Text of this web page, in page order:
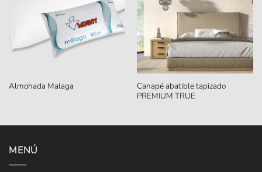
Almohada Malaga
Canapé abatible tapizado
PREMIUM TRUE
MENÚ